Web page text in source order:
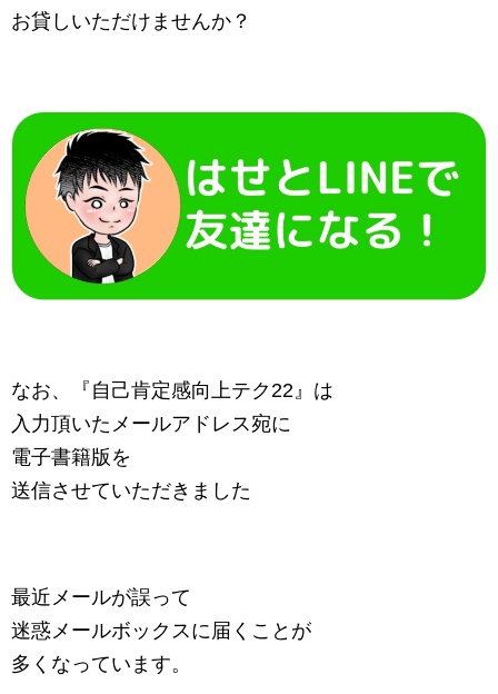
お貸しいただけませんか？
なお、『自己肯定感向上テク22』は
入力頂いたメールアドレス宛に
電子書籍版を
送信させていただきました
最近メールが誤って
迷惑メールボックスに届くことが
多くなっています。